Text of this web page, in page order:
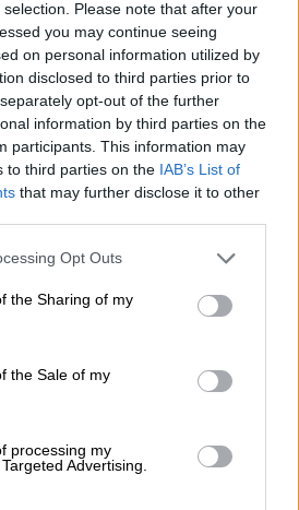
Please note that after your
you may continue seeing
on personal information utilized by
disclosed to third parties prior to
opt-out of the further
information by third parties on the
participants. This information may
to third parties on the IAB’s List of
that may further disclose it to other
app uses one or more Google
usage behaviour. You may click to
Google and its third-party tags to
specified purposes in below Google
Opt Outs
the Sharing of my
the Sale of my
processing my
Advertising.
σε σημαντικό βαθμό.
18:19
οι
κατηγορουμένων -
ντοκουμέντο
αντιδήμαρχο που
σκότωσε γατάκι
παιδίήταν από
διέμενε μαζί με τη